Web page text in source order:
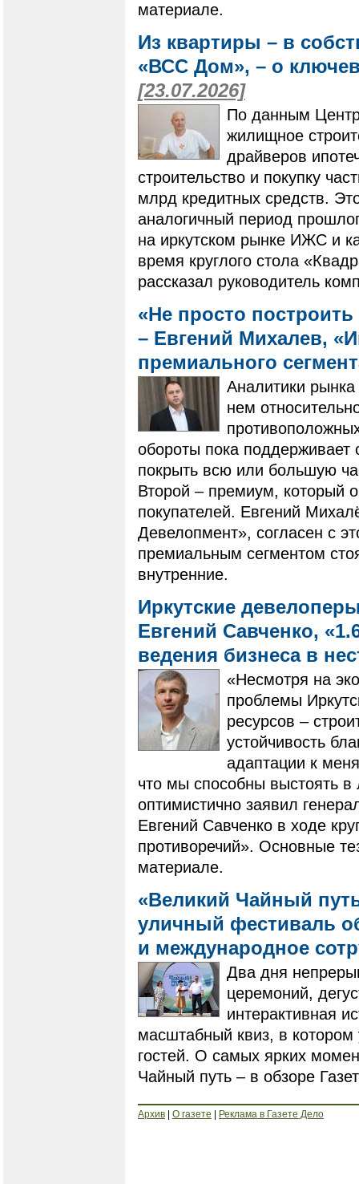
материале.
Из квартиры – в
«ВСС Дом», – о
[23.07.2026]
По данным
жилищное
драйверов
строительство и покупку
млрд кредитных средств.
аналогичный период
на иркутском рынке ИЖС и
время круглого стола
рассказал руководитель
«Не просто
– Евгений Михалев,
премиального
Аналитики
нем
обороты пока
покрыть всю или большую
Второй – премиум, который
покупателей. Евгений
Девелопмент», согласен с
премиальным сегментом
внутренние.
Иркутские
Евгений Савченко,
ведения бизнеса в
«Несмотря на
проблемы
ресурсов –
устойчивость
адаптации к
что мы способны выстоять
оптимистично заявил
Евгений Савченко в ходе
противоречий». Основные
материале.
«Великий Чайный
уличный фестиваль
и международное
Два дня
церемоний,
интерактивная
масштабный квиз, в
гостей. О самых ярких
Чайный путь – в обзоре
Архив О газете Реклама в Газете Дело